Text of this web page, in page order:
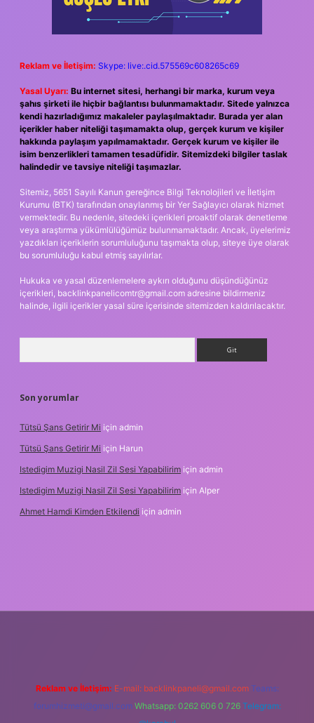
Reklam ve İletişim: Skype: live:.cid.575569c608265c69
Yasal Uyarı: Bu internet sitesi, herhangi bir marka, kurum veya
şahıs şirketi ile hiçbir bağlantısı bulunmamaktadır. Sitede yalnızca
kendi hazırladığımız makaleler paylaşılmaktadır. Burada yer alan
içerikler haber niteliği taşımamakta olup, gerçek kurum ve kişiler
hakkında paylaşım yapılmamaktadır. Gerçek kurum ve kişiler ile
isim benzerlikleri tamamen tesadüfidir. Sitemizdeki bilgiler taslak
halindedir ve tavsiye niteliği taşımazlar.
Sitemiz, 5651 Sayılı Kanun gereğince Bilgi Teknolojileri ve İletişim
Kurumu (BTK) tarafından onaylanmış bir Yer Sağlayıcı olarak hizmet
vermektedir. Bu nedenle, sitedeki içerikleri proaktif olarak denetleme
veya araştırma yükümlülüğümüz bulunmamaktadır. Ancak, üyelerimiz
yazdıkları içeriklerin sorumluluğunu taşımakta olup, siteye üye olarak
bu sorumluluğu kabul etmiş sayılırlar.
Hukuka ve yasal düzenlemelere aykırı olduğunu düşündüğünüz
içerikleri, backlinkpanelicomtr@gmail.com adresine bildirmeniz
halinde, ilgili içerikler yasal süre içerisinde sitemizden kaldırılacaktır.
Son yorumlar
Tütsü Şans Getirir Mi için admin
Tütsü Şans Getirir Mi için Harun
Istedigim Muzigi Nasil Zil Sesi Yapabilirim için admin
Istedigim Muzigi Nasil Zil Sesi Yapabilirim için Alper
Ahmet Hamdi Kimden Etkilendi için admin
Reklam ve İletişim: E-mail: backlinkpaneli@gmail.com Teams:
forumhizmeti@gmail.com Whatsapp: 0262 606 0 726 Telegram: